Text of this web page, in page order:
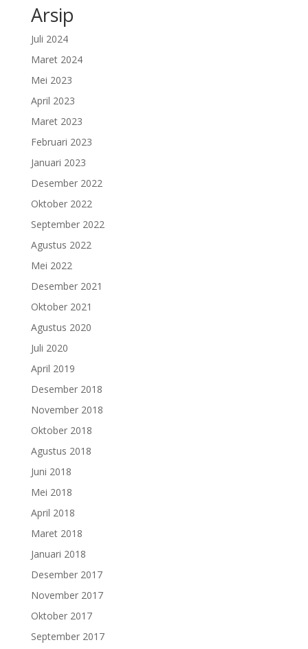
Arsip
Juli 2024
Maret 2024
Mei 2023
April 2023
Maret 2023
Februari 2023
Januari 2023
Desember 2022
Oktober 2022
September 2022
Agustus 2022
Mei 2022
Desember 2021
Oktober 2021
Agustus 2020
Juli 2020
April 2019
Desember 2018
November 2018
Oktober 2018
Agustus 2018
Juni 2018
Mei 2018
April 2018
Maret 2018
Januari 2018
Desember 2017
November 2017
Oktober 2017
September 2017